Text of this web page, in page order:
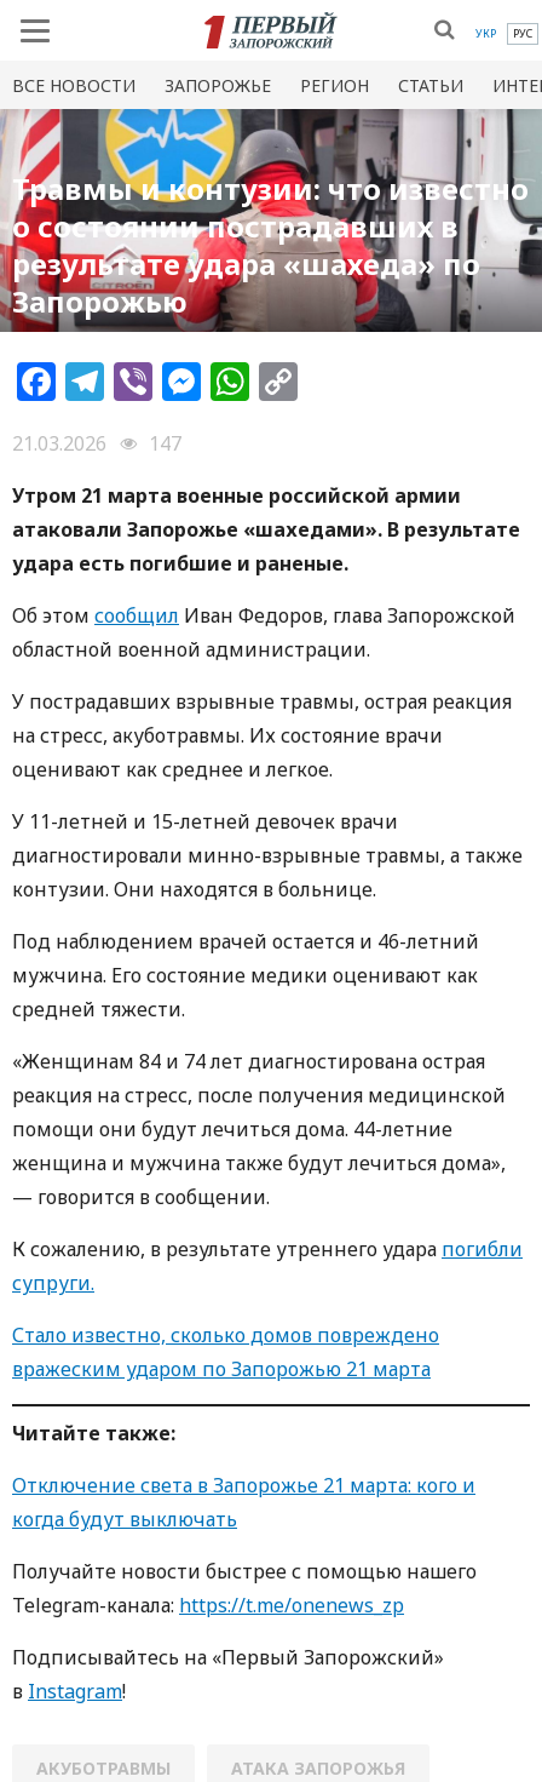
УКР РУС
ВСЕ НОВОСТИ ЗАПОРОЖЬЕ РЕГИОН СТАТЬИ
Травмы и контузии: что известно
о состоянии пострадавших в
результате удара «шахеда» по
Запорожью
Facebook
Telegram
ViberMessenger
WhatsApp
21.03.2026
147
Утром 21 марта военные российской армии
атаковали Запорожье «шахедами». В результате
удара есть погибшие и раненые.
Об этом сообщил Иван Федоров, глава Запорожской
областной военной администрации.
У пострадавших взрывные травмы, острая реакция
на стресс, акуботравмы. Их состояние врачи
оценивают как среднее и легкое.
У 11-летней и 15-летней девочек врачи
диагностировали минно-взрывные травмы, а также
контузии. Они находятся в больнице.
Под наблюдением врачей остается и 46-летний
мужчина. Его состояние медики оценивают как
средней тяжести.
«Женщинам 84 и 74 лет диагностирована острая
реакция на стресс, после получения медицинской
помощи они будут лечиться дома. 44-летние
женщина и мужчина также будут лечиться дома»,
— говорится в сообщении.
К сожалению, в результате утреннего удара погибли
супруги.
Стало известно, сколько домов повреждено
вражеским ударом по Запорожью 21 марта
Читайте также:
Отключение света в Запорожье 21 марта: кого и
когда будут выключать
Получайте новости быстрее с помощью нашего
Telegram-канала: https://t.me/onenews_zp
Подписывайтесь на «Первый Запорожский»
в Instagram!
АКУБОТРАВМЫ АТАКА ЗАПОРОЖЬЯ